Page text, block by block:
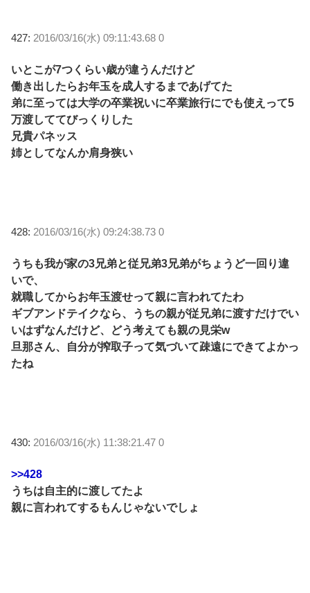
427: 2016/03/16(水) 09:11:43.68 0
いとこが7つくらい歳が違うんだけど
働き出したらお年玉を成人するまであげてた
弟に至っては大学の卒業祝いに卒業旅行にでも使えって5
万渡しててびっくりした
兄貴パネッス
姉としてなんか肩身狭い
428: 2016/03/16(水) 09:24:38.73 0
うちも我が家の3兄弟と従兄弟3兄弟がちょうど一回り違
いで、
就職してからお年玉渡せって親に言われてたわ
ギブアンドテイクなら、うちの親が従兄弟に渡すだけでい
いはずなんだけど、どう考えても親の見栄w
旦那さん、自分が搾取子って気づいて疎遠にできてよかっ
たね
430: 2016/03/16(水) 11:38:21.47 0
>>428
うちは自主的に渡してたよ
親に言われてするもんじゃないでしょ